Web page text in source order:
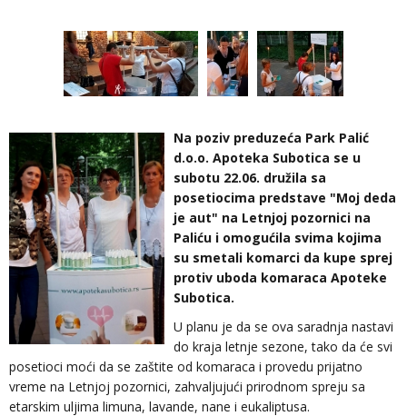
Na poziv preduzeća Park Palić
d.o.o. Apoteka Subotica se u
subotu 22.06. družila sa
posetiocima predstave "Moj deda
je aut" na Letnjoj pozornici na
Paliću i omogućila svima kojima
su smetali komarci da kupe sprej
protiv uboda komaraca Apoteke
Subotica.
U planu je da se ova saradnja nastavi
do kraja letnje sezone, tako da će svi
posetioci moći da se zaštite od komaraca i provedu prijatno
vreme na Letnjoj pozornici, zahvaljujući prirodnom spreju sa
etarskim uljima limuna, lavande, nane i eukaliptusa.